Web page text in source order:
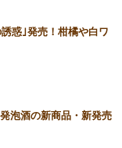
惑｣発売！柑橘や白ワ
泡酒の新商品・新発売